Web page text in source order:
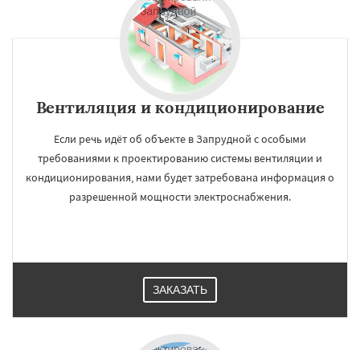
Вентиляция и кондиционирование
Если речь идёт об объекте в Запрудной с особыми
требованиями к проектированию системы вентиляции и
кондиционирования, нами будет затребована информация о
разрешенной мощности электроснабжения.
ЗАКАЗАТЬ